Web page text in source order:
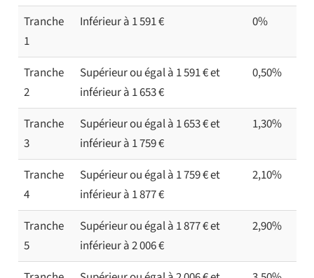
Tranche
1
Inférieur à 1 591 € 0%
Tranche
2
Supérieur ou égal à 1 591 € et
inférieur à 1 653 €
0,50%
Tranche
3
Supérieur ou égal à 1 653 € et
inférieur à 1 759 €
1,30%
Tranche
4
Supérieur ou égal à 1 759 € et
inférieur à 1 877 €
2,10%
Tranche
5
Supérieur ou égal à 1 877 € et
inférieur à 2 006 €
2,90%